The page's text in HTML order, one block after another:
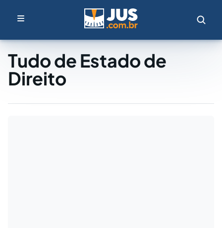
Tudo de Estado de
Direito